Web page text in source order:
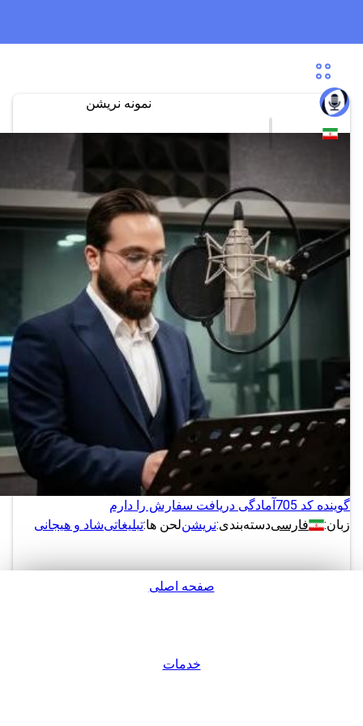
نمونه نریشن
گوینده کد 705
آمادگی دریافت سفارش را دارم
زبان:
فارسیدسته‌بندی:نریشنلحن ها:تبلیغاتیشاد و هیجانی
صفحه اصلی
خدمات